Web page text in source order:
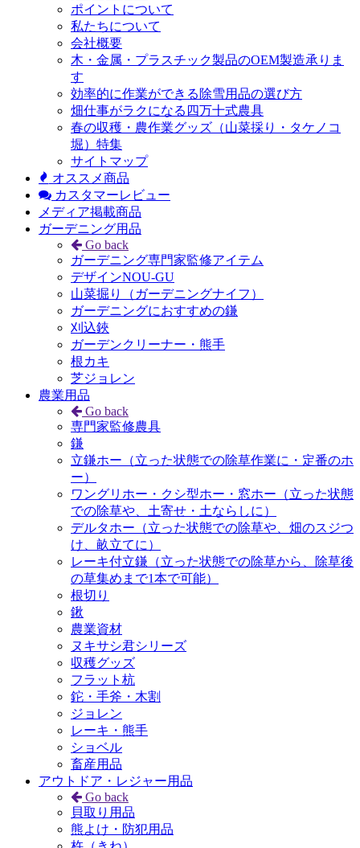
ポイントについて
私たちについて
会社概要
木・金属・プラスチック製品のOEM製造承りま
す
効率的に作業ができる除雪用品の選び方
畑仕事がラクになる四万十式農具
春の収穫・農作業グッズ（山菜採り・タケノコ
堀）特集
サイトマップ
オススメ商品
カスタマーレビュー
メディア掲載商品
ガーデニング用品
Go back
ガーデニング専門家監修アイテム
デザインNOU-GU
山菜掘り（ガーデニングナイフ）
ガーデニングにおすすめの鎌
刈込鋏
ガーデンクリーナー・熊手
根カキ
芝ジョレン
農業用品
Go back
専門家監修農具
鎌
立鎌ホー（立った状態での除草作業に・定番のホ
ー）
ワングリホー・クシ型ホー・窓ホー（立った状態
での除草や、土寄せ・土ならしに）
デルタホー（立った状態での除草や、畑のスジつ
け、畝立てに）
レーキ付立鎌（立った状態での除草から、除草後
の草集めまで1本で可能）
根切り
鍬
農業資材
ヌキサシ君シリーズ
収穫グッズ
フラット杭
鉈・手斧・木割
ジョレン
レーキ・熊手
ショベル
畜産用品
アウトドア・レジャー用品
Go back
貝取り用品
熊よけ・防犯用品